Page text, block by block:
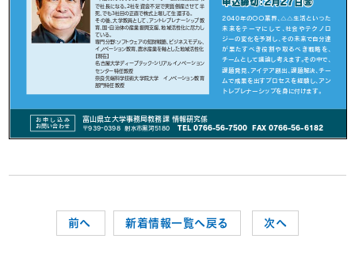
前へ 新着情報一覧へ戻る 次へ